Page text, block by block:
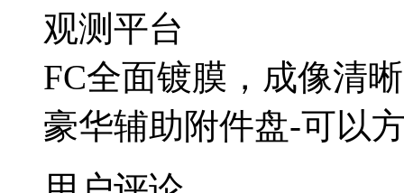
观测平台
FC全面镀膜，成像清
豪华辅助附件盘-可以